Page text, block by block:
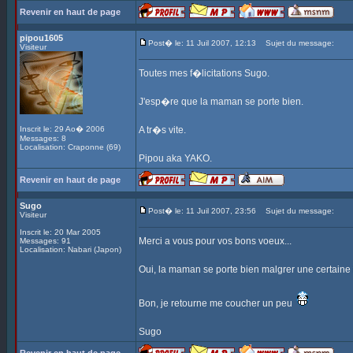
Revenir en haut de page
pipou1605
Visiteur
Inscrit le: 29 Ao� 2006
Messages: 8
Localisation: Craponne (69)
Post� le: 11 Juil 2007, 12:13 Sujet du message:
Toutes mes f�licitations Sugo.
J'esp�re que la maman se porte bien.
A tr�s vite.
Pipou aka YAKO.
Revenir en haut de page
Sugo
Visiteur
Inscrit le: 20 Mar 2005
Messages: 91
Localisation: Nabari (Japon)
Post� le: 11 Juil 2007, 23:56 Sujet du message:
Merci a vous pour vos bons voeux...
Oui, la maman se porte bien malgrer une certaine
Bon, je retourne me coucher un peu
Sugo